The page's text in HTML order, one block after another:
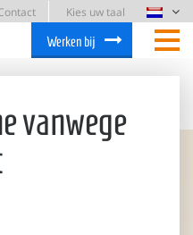
Kies uw taal
Werken bij
vanwege